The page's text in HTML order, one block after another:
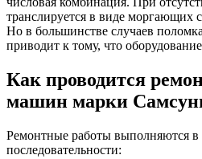
транслируется в виде моргающих
Но в большинстве случаев
приводит к тому, что
Как проводится
машин марки
Ремонтные работы выполняются в
последовательности: